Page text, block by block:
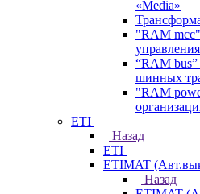
«Media»
"RAM
“RAM
шинных
"RAM
ETI
Назад
ETI
ETIMAT
Назад